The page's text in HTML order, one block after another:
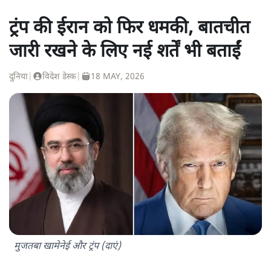
ट्रंप की ईरान को फिर धमकी, बातचीत
जारी रखने के लिए नई शर्तें भी बताईं
दुनिया विदेश डेस्क 18 MAY, 2026
मुजतबा खामेनेई और ट्रंप (दाएं)